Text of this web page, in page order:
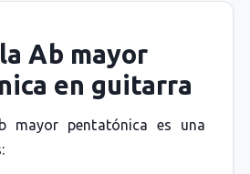
Ab mayor
en guitarra
mayor pentatónica es una